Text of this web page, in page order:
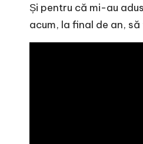
Și pentru că mi-au
acum, la final de an,